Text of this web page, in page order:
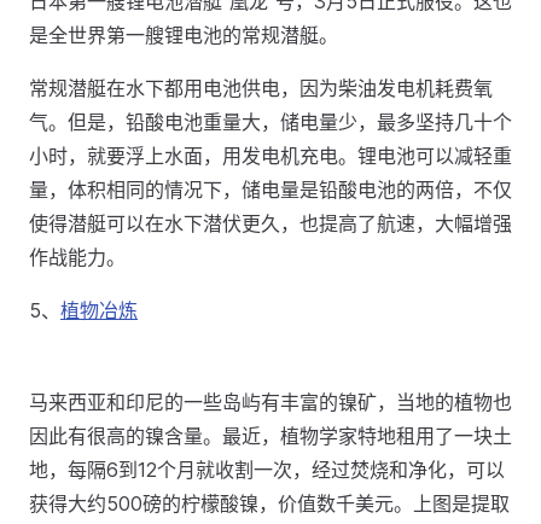
是全世界第一艘锂电池的常规潜艇。
常规潜艇在水下都用电池供电，因为柴油发电机耗费氧
气。但是，铅酸电池重量大，储电量少，最多坚持几十个
小时，就要浮上水面，用发电机充电。锂电池可以减轻重
量，体积相同的情况下，储电量是铅酸电池的两倍，不仅
使得潜艇可以在水下潜伏更久，也提高了航速，大幅增强
作战能力。
5、 植物冶炼
马来西亚和印尼的一些岛屿有丰富的镍矿，当地的植物也
因此有很高的镍含量。最近，植物学家特地租用了一块土
地，每隔6到12个月就收割一次，经过焚烧和净化，可以
获得大约500磅的柠檬酸镍，价值数千美元。上图是提取